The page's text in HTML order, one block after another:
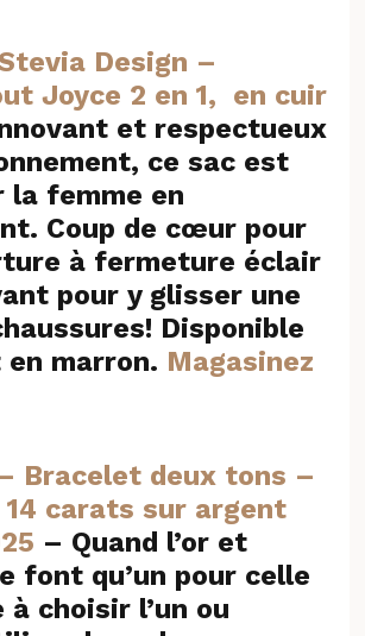
Design –
Joyce 2 en 1, en cuir
et respectueux
ce sac est
la femme en
Coup de cœur pour
à fermeture éclair
pour y glisser une
Disponible
marron. Magasinez
Bracelet deux tons –
14 carats sur argent
– Quand l’or et
font qu’un pour celle
choisir l’un ou